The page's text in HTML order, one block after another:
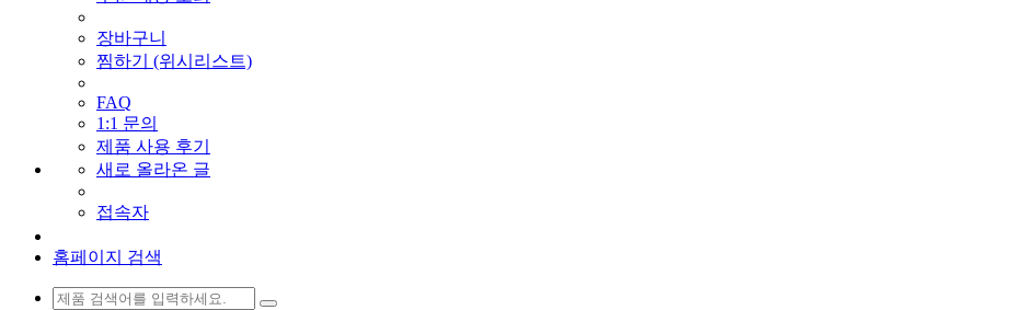
장바구니
찜하기 (위시리스트)
FAQ
1:1 문의
제품 사용 후기
새로 올라온 글
접속자
홈페이지 검색